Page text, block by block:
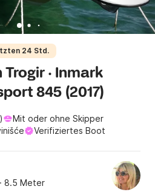
24 Std.
· Inmark
845 (2017)
)
Mit oder ohne Skipper
Verifiziertes Boot
· 8.5 Meter